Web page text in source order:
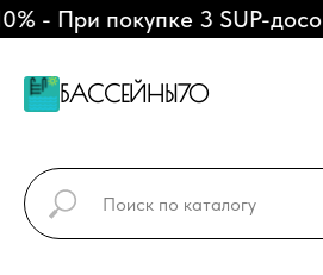
- При покупке 3 SUP-досок
БАССЕЙНЫ70